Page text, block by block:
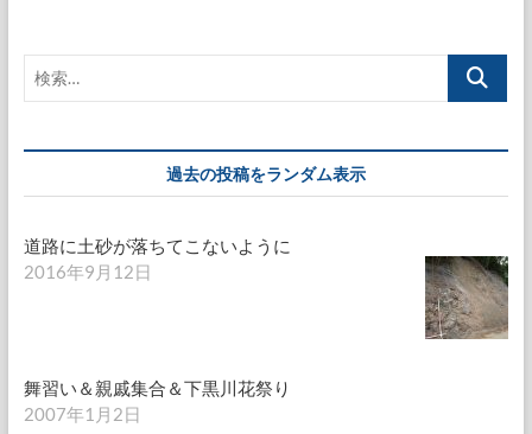
ゲ
ー
ョ
ン
過去の投稿をランダム表示
道路に土砂が落ちてこないように
2016年9月12日
舞習い＆親戚集合＆下黒川花祭り
2007年1月2日